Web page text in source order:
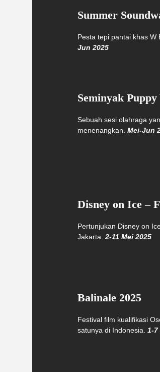
Summer
Pesta tepi pantai khas W
Jun 2025
Seminyak Puppy
Sebuah sesi olahraga
menenangkan. Mei-Jun
Disney on Ice –
Pertunjukan Disney on
Jakarta. 2-11 Mei 2025
Balinale 2025
Festival film kualifikasi
satunya di Indonesia. 1-7